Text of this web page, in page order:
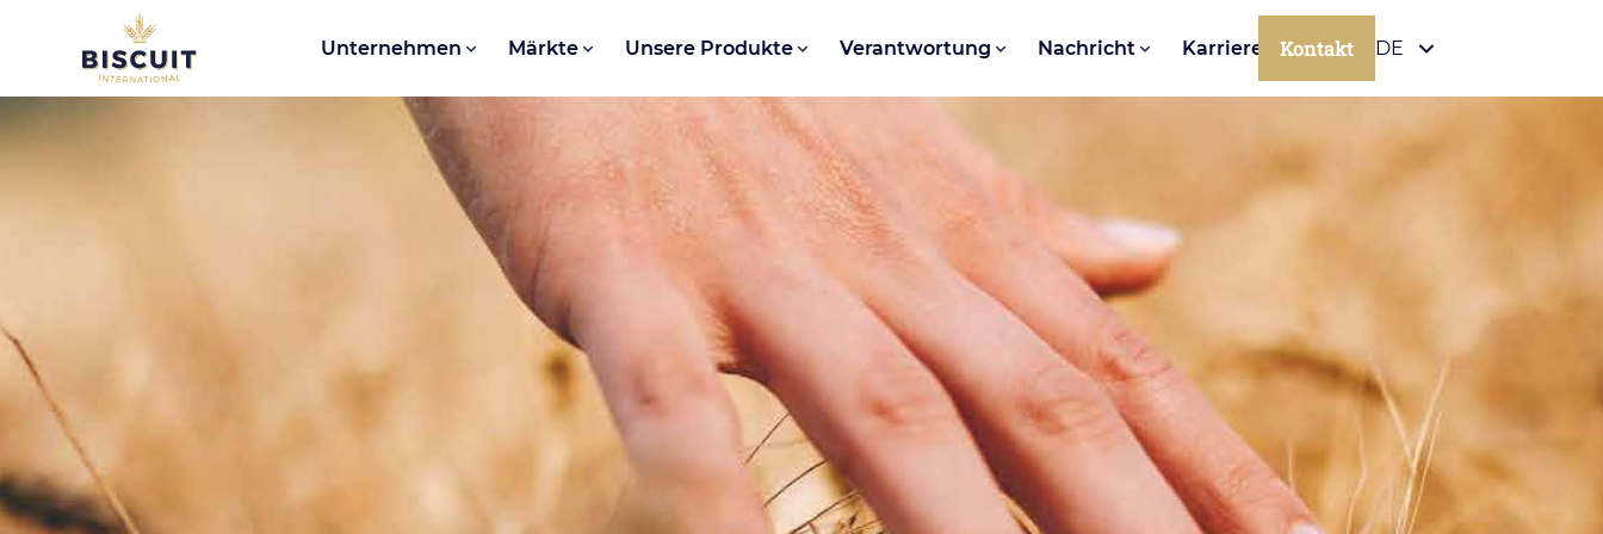
Aller au contenu Unternehmen Märkte Unsere Produkte Verantwortung Nachricht Karriere Kontakt DE